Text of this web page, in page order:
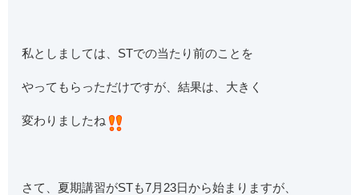
私としましては、STでの当たり前のことを
やってもらっただけですが、結果は、大きく
変わりましたね
さて、夏期講習がSTも7月23日から始まりますが、